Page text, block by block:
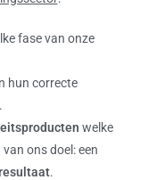
fase van onze
hun correcte
welke
ons doel: een
.